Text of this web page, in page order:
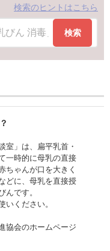
検索のヒントはこちら
検索
」は、扁平乳首・
一時的に母乳の直接
ちゃんが口を大きく
どに、母乳を直接授
んです。
いください。
協会のホームページ